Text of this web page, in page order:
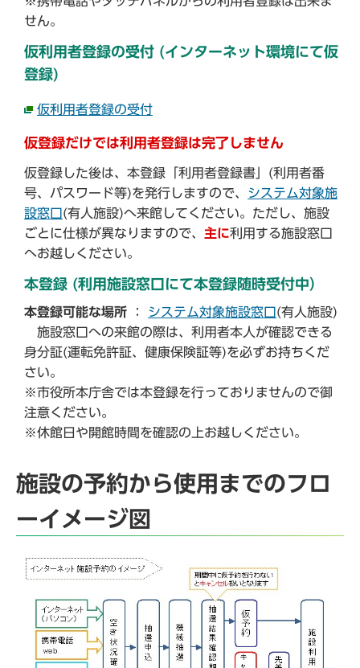
せん。
仮利用者登録の受付 (インターネット環境にて仮
登録)
仮利用者登録の受付
仮登録だけでは利用者登録は完了しません
仮登録した後は、本登録「利用者登録書」(利用者番
号、パスワード等)を発行しますので、 システム対象施
設窓口(有人施設)へ来館してください。ただし、施設
ごとに仕様が異なりますので、 主に利用する施設窓口
へお越しください。
本登録 (利用施設窓口にて本登録随時受付中）
本登録可能な場所 ： システム対象施設窓口 (有人施設)
施設窓口への来館の際は、利用者本人が確認できる
身分証(運転免許証、健康保険証等)を必ずお持ちくだ
さい。
※市役所本庁舎では本登録を行っておりませんので御
注意ください。
※休館日や開館時間を確認の上お越しください。
施設の予約から使用までのフロ
ーイメージ図